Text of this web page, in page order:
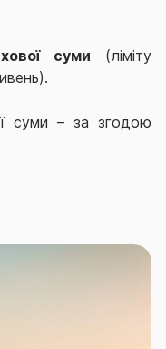
суми (ліміту
суми – за згодою